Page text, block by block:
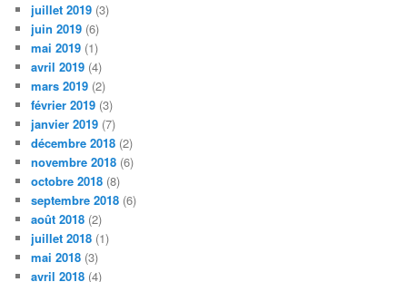
juillet 2019 (3)
juin 2019 (6)
mai 2019 (1)
avril 2019 (4)
mars 2019 (2)
février 2019 (3)
janvier 2019 (7)
décembre 2018 (2)
novembre 2018 (6)
octobre 2018 (8)
septembre 2018 (6)
août 2018 (2)
juillet 2018 (1)
mai 2018 (3)
avril 2018 (4)